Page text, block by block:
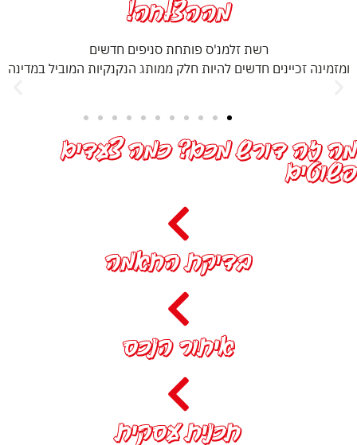
מההצלחה!
מכם? כמה צעדים
בדיקת התאמה
איתור הנכס
תכנית עסקית